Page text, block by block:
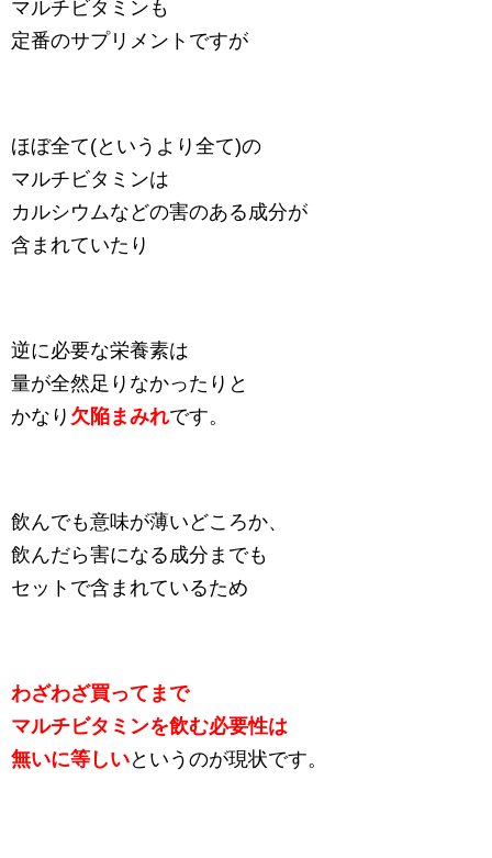
マルチビタミンも
定番のサプリメントですが
ほぼ全て(というより全て)の
マルチビタミンは
カルシウムなどの害のある成分が
含まれていたり
逆に必要な栄養素は
量が全然足りなかったりと
かなり 欠陥まみれです。
飲んでも意味が薄いどころか、
飲んだら害になる成分までも
セットで含まれているため
わざわざ買ってまで
マルチビタミンを飲む必要性は
無いに等しいというのが現状です。